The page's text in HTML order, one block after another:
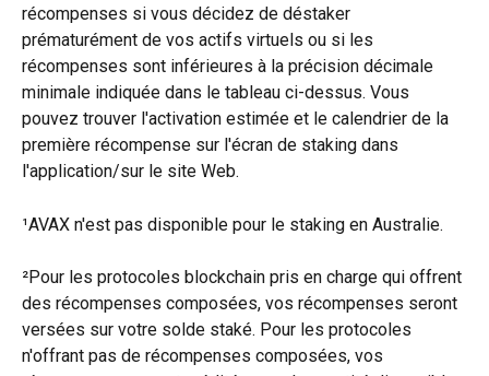
récompenses si vous décidez de déstaker
prématurément de vos actifs virtuels ou si les
récompenses sont inférieures à la précision décimale
minimale indiquée dans le tableau ci-dessus. Vous
pouvez trouver l'activation estimée et le calendrier de la
première récompense sur l'écran de staking dans
l'application/sur le site Web.
¹AVAX n'est pas disponible pour le staking en Australie.
²Pour les protocoles blockchain pris en charge qui offrent
des récompenses composées, vos récompenses seront
versées sur votre solde staké. Pour les protocoles
n'offrant pas de récompenses composées, vos